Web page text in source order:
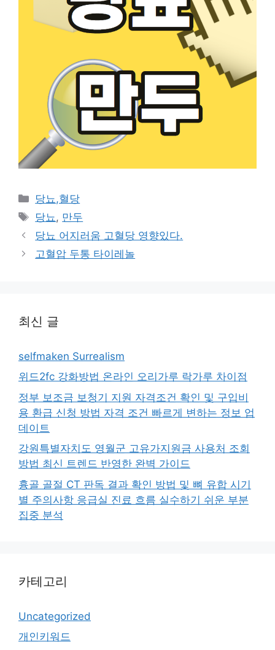
카
테
고
리
당뇨,혈당
태
그
당뇨 , 만두
당뇨 어지러움 고혈당 영향있다.
고혈압 두통 타이레놀
최신 글
selfmaken Surrealism
위드2fc 강화방법 온라인 오리가루 락가루 차이점
정부 보조금 보청기 지원 자격조건 확인 및 구입비
용 환급 신청 방법 자격 조건 빠르게 변하는 정보 업
데이트
강원특별자치도 영월군 고유가지원금 사용처 조회
방법 최신 트렌드 반영한 완벽 가이드
흉골 골절 CT 판독 결과 확인 방법 및 뼈 유합 시기
별 주의사항 응급실 진료 흐름 실수하기 쉬운 부분
집중 분석
카테고리
Uncategorized
개인키워드